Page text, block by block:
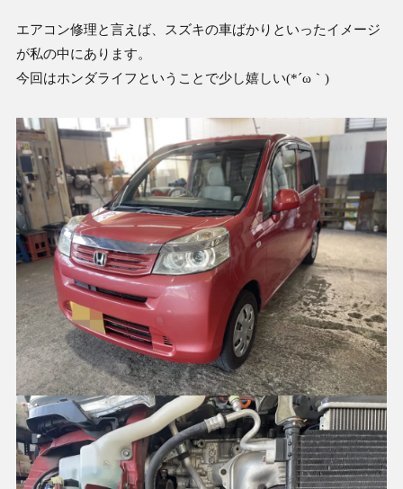
エアコン修理と言えば、スズキの車ばかりといったイメージ
が私の中にあります。
今回はホンダライフということで少し嬉しい(*´ω｀)